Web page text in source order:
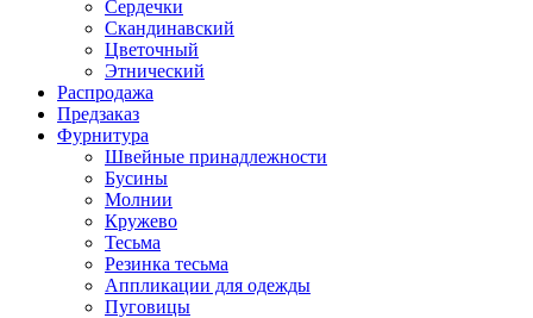
Сердечки
Скандинавский
Цветочный
Этнический
Распродажа
Предзаказ
Фурнитура
Швейные принадлежности
Бусины
Молнии
Кружево
Тесьма
Резинка тесьма
Аппликации для одежды
Пуговицы